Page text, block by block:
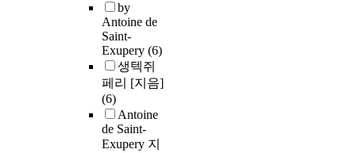
by
Antoine de
Saint-
Exupery (6)
생텍쥐
페리 [지음]
(6)
Antoine
de Saint-
Exupery 지